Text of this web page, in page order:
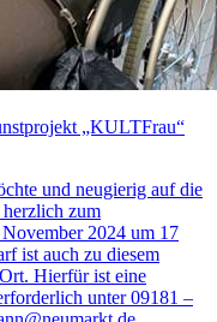
„KULTFrau“
und neugierig auf die
zum
2024 um 17
ist auch zu diesem
Hierfür ist eine
unter 09181 –